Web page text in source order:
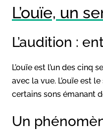
L’ouïe, un
L’audition :
L’ouïe est l’un des cinq
avec la vue. L’ouïe est
certains sons émanant
Un